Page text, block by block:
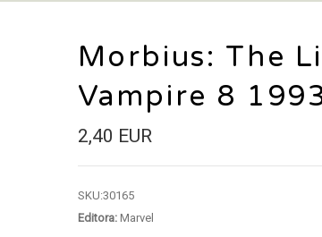
Morbius: The
Vampire 8
2,40 EUR
SKU:30165
Editora:Marvel